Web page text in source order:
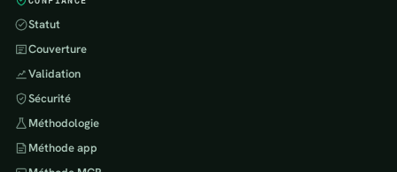
Statut
Couverture
Validation
Sécurité
Méthodologie
Méthode app